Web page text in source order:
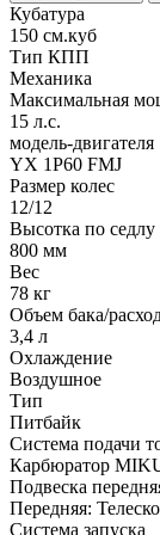
Кубатура
150 см.куб
Тип КПП
Механика
Максимальная
15 л.с.
модель-двигателя
YX 1P60 FMJ
Размер колес
12/12
Высотка по седлу
800 мм
Вес
78 кг
Объем бака/
3,4 л
Охлаждение
Воздушное
Тип
Питбайк
Система подачи
Карбюратор
Подвеска
Передняя:
Система запуска